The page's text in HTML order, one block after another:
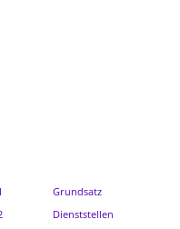
Grundsatz
Dienststellen